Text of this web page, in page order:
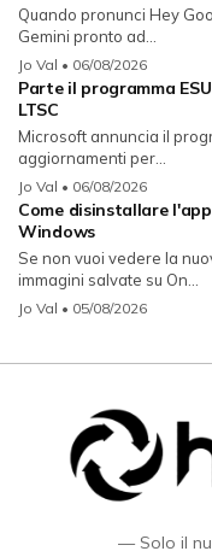
Quando pronunci Hey
Gemini pronto ad...
Jo Val • 06/08/2026
Parte il programma
LTSC
Microsoft annuncia il
aggiornamenti per...
Jo Val • 06/08/2026
Come disinstallare
Windows
Se non vuoi vedere la
immagini salvate su On...
Jo Val • 05/08/2026
— Solo il